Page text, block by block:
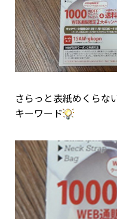
さらっと表紙めくらな
キーワード